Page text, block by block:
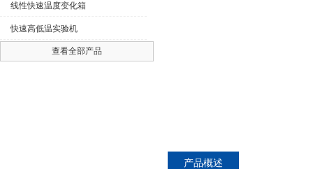
线性快速温度变化箱
快速高低温实验机
查看全部产品
产品概述